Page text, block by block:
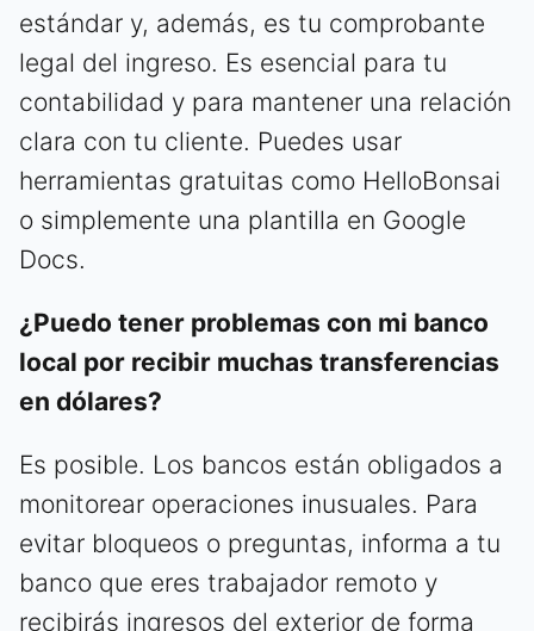
estándar y, además, es tu comprobante
legal del ingreso. Es esencial para tu
contabilidad y para mantener una relación
clara con tu cliente. Puedes usar
herramientas gratuitas como HelloBonsai
o simplemente una plantilla en Google
Docs.
¿Puedo tener problemas con mi banco
local por recibir muchas transferencias
en dólares?
Es posible. Los bancos están obligados a
monitorear operaciones inusuales. Para
evitar bloqueos o preguntas, informa a tu
banco que eres trabajador remoto y
recibirás ingresos del exterior de forma